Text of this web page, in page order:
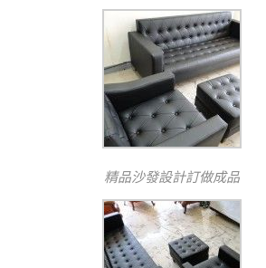
精品沙發設計訂做成品